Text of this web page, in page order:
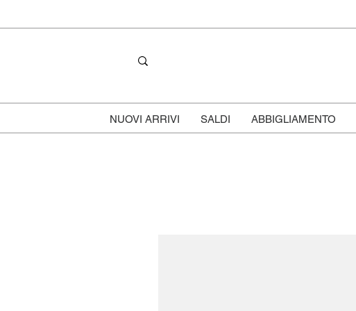
NUOVI ARRIVI SALDI ABBIGLIAMENTO